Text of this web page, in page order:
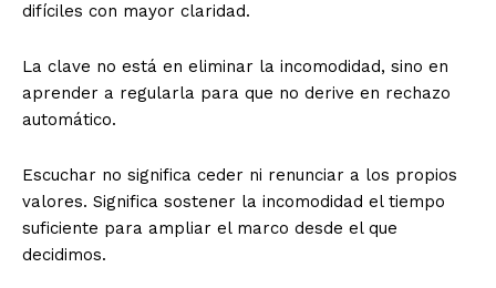
difíciles con mayor claridad.
La clave no está en eliminar la incomodidad, sino en
aprender a regularla para que no derive en rechazo
automático.
Escuchar no significa ceder ni renunciar a los propios
valores. Significa sostener la incomodidad el tiempo
suficiente para ampliar el marco desde el que
decidimos.